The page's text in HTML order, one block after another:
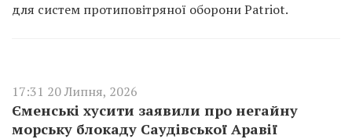
для систем протиповітряної оборони Patriot.
17:31 20 Липня, 2026
Єменські хусити заявили про негайну
морську блокаду Саудівської Аравії